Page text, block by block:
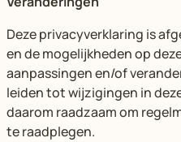
Deze privacyverklaring is
en de mogelijkheden op
aanpassingen en/of
leiden tot wijzigingen in
daarom raadzaam om
te raadplegen.